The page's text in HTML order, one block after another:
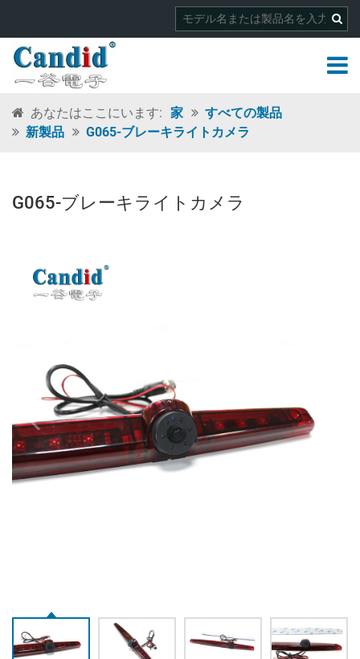
あなたはここにいます: 家
すべての製品
新製品
G065-ブレーキライトカメラ
G065-ブレーキライトカメラ